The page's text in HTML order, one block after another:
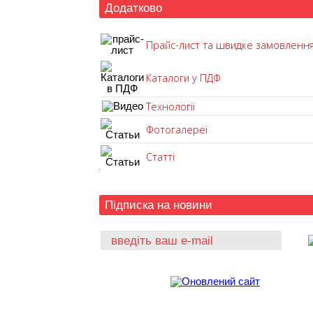
Додатково
Прайс-лист та швидке
Каталоги у ПДФ
Технології
Фотогалереї
Статті
Підписка на новини